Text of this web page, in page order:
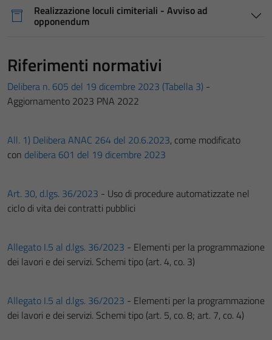
Realizzazione loculi cimiteriali - Avviso ad
opponendum
Riferimenti normativi
Delibera n. 605 del 19 dicembre 2023 (Tabella 3) -
Aggiornamento 2023 PNA 2022
All. 1) Delibera ANAC 264 del 20.6.2023, come modificato
con delibera 601 del 19 dicembre 2023
Art. 30, d.lgs. 36/2023 - Uso di procedure automatizzate nel
ciclo di vita dei contratti pubblici
Allegato I.5 al d.lgs. 36/2023 - Elementi per la programmazione
dei lavori e dei servizi. Schemi tipo (art. 4, co. 3)
Allegato I.5 al d.lgs. 36/2023 - Elementi per la programmazione
dei lavori e dei servizi. Schemi tipo (art. 5, co. 8; art. 7, co. 4)